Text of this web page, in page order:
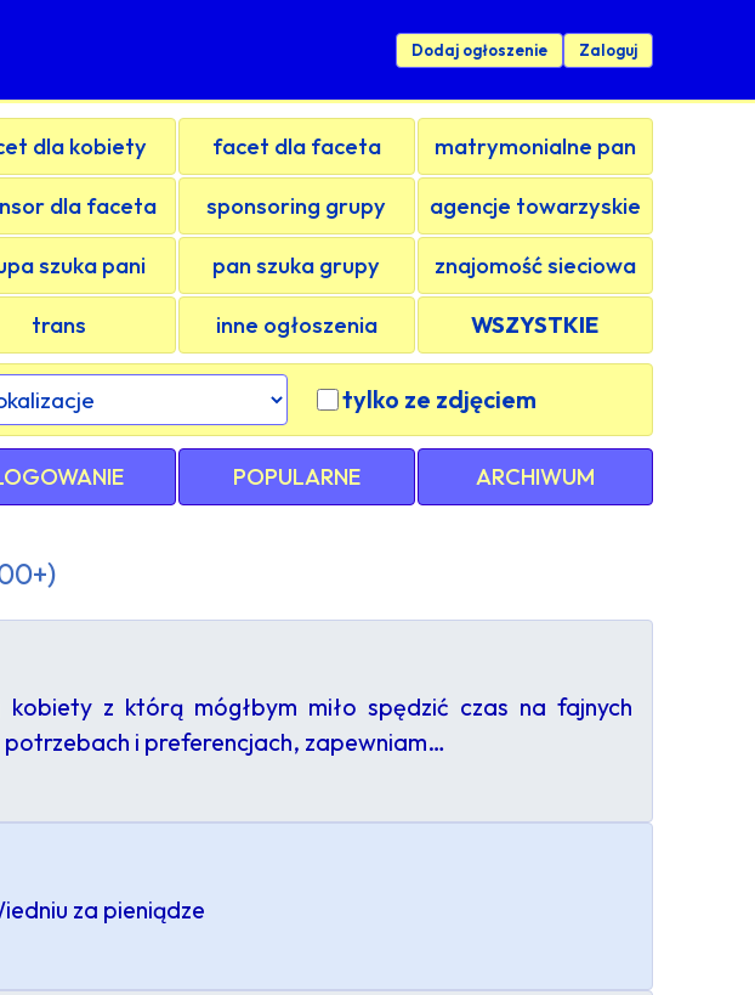
Dodaj ogłoszenie Zaloguj
dla kobiety facet dla faceta matrymonialne pan
dla faceta sponsoring grupy agencje towarzyskie
szuka pani pan szuka grupy znajomość sieciowa
trans inne ogłoszenia WSZYSTKIE
tylko ze zdjęciem
POPULARNE ARCHIWUM
z którą mógłbym miło spędzić czas na fajnych
i preferencjach, zapewniam…
za pieniądze